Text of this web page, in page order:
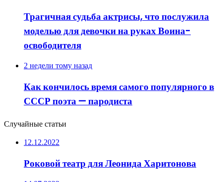
Трагичная судьба актрисы, что послужила
моделью для девочки на руках Воина-
освободителя
2 недели тому назад
Как кончилось время самого популярного в
СССР поэта — пародиста
Случайные статьи
12.12.2022
Роковой театр для Леонида Харитонова